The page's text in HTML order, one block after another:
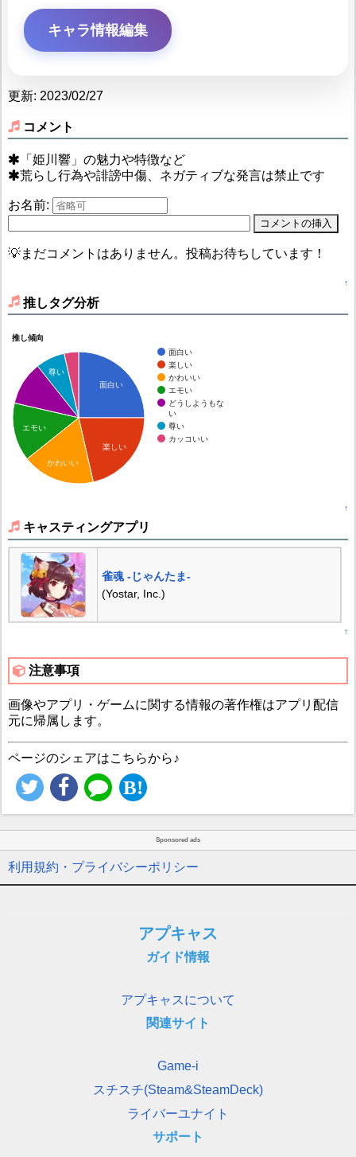
キャラ情報編集
更新: 2023/02/27
コメント
「姫川響」の魅力や特徴など
荒らし行為や誹謗中傷、ネガティブな発言は禁止です
お名前:
💡まだコメントはありません。投稿お待ちしています！
↑
推しタグ分析
推し傾向
面白い
楽しい
かわいい
エモい
どうしようもな
い
尊い
カッコいい
面白い
楽しい
尊い
エモい
かわいい
↑
キャスティングアプリ
雀魂 -じゃんたま-
(Yostar, Inc.)
↑
注意事項
画像やアプリ・ゲームに関する情報の著作権はアプリ配信
元に帰属します。
ページのシェアはこちらから♪
Sponsored ads
利用規約・プライバシーポリシー
アプキャス
ガイド情報
アプキャスについて
関連サイト
Game-i
スチスチ(Steam&SteamDeck)
ライバーユナイト
サポート